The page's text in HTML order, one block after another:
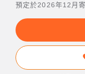
預定於2026年12月